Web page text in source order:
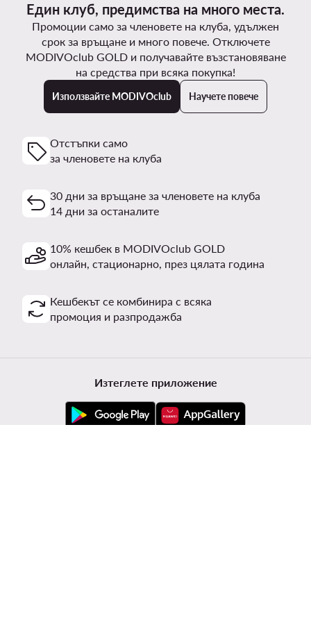
Един клуб, предимства на много места.
Промоции само за членовете на клуба, удължен
срок за връщане и много повече. Отключете
MODIVOclub GOLD и получавайте възстановяване
на средства при всяка покупка!
Използвайте MODIVOclub Научете повече
Отстъпки само
за членовете на клуба
30 дни за връщане за членовете на клуба
14 дни за останалите
10% кешбек в MODIVOclub GOLD
онлайн, стационарно, през цялата година
Кешбекът се комбинира с всяка
промоция и разпродажба
Изтеглете приложение